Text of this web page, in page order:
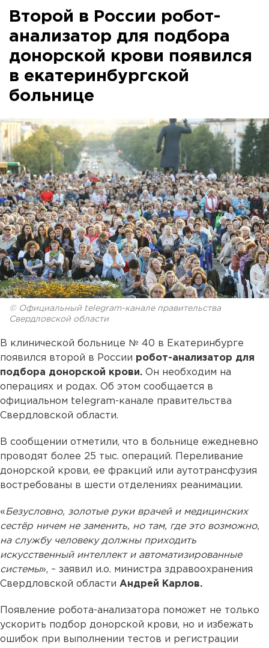
Второй в России робот-
анализатор для подбора
донорской крови появился
в екатеринбургской
больнице
© Официальный telegram-канале правительства
Свердловской области
В клинической больнице № 40 в Екатеринбурге
появился второй в России робот-анализатор для
подбора донорской крови. Он необходим на
операциях и родах. Об этом сообщается в
официальном telegram-канале правительства
Свердловской области.
В сообщении отметили, что в больнице ежедневно
проводят более 25 тыс. операций. Переливание
донорской крови, ее фракций или аутотрансфузия
востребованы в шести отделениях реанимации.
« Безусловно, золотые руки врачей и медицинских
сестёр ничем не заменить, но там, где это возможно,
на службу человеку должны приходить
искусственный интеллект и автоматизированные
системы», – заявил и.о. министра здравоохранения
Свердловской области Андрей Карлов.
Появление робота-анализатора поможет не только
ускорить подбор донорской крови, но и избежать
ошибок при выполнении тестов и регистрации